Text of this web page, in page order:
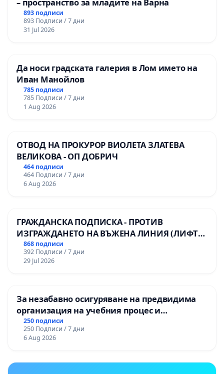
– пространство за младите на Варна
893 подписи
893 Подписи / 7 дни
31 Jul 2026
Да носи градската галерия в Лом името на
Иван Манойлов
785 подписи
785 Подписи / 7 дни
1 Aug 2026
ОТВОД НА ПРОКУРОР ВИОЛЕТА ЗЛАТЕВА
ВЕЛИКОВА - ОП ДОБРИЧ
464 подписи
464 Подписи / 7 дни
6 Aug 2026
ГРАЖДАНСКА ПОДПИСКА - ПРОТИВ
ИЗГРАЖДАНЕТО НА ВЪЖЕНА ЛИНИЯ (ЛИФТ)
НА ТЕРИТОРИЯТА НА ПРИРОДНА
ЗАБЕЛЕЖИТЕЛНОСТ „ХЪЛМ НА
ОСВОБОДИТЕЛИТЕ“ (БУНАРДЖИК)
868 подписи
392 Подписи / 7 дни
29 Jul 2026
За незабавно осигуряване на предвидима
организация на учебния процес и
гарантиране на правото на равнопоставено
и качествено образование на учениците от
ОУ „Княз Александър I“ и Хуманитарна
250 подписи
250 Подписи / 7 дни
6 Aug 2026